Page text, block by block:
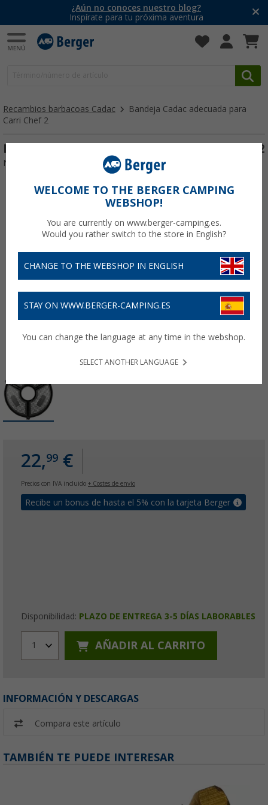
¿Aún no conoces nuestro blog?
Inspírate para tu próxima aventura
Recambios barbacoas Cadac
Bandeja Cadac adecuada para
Carri Chef 2
Bandeja Cadac adecuada para Carri Chef 2
Nº de artículo 115733
22,99 €
Precios con IVA incluido + Costes de envío
Recibe un bonus de hasta el 5% con la tarjeta Berger
Disponibilidad: PLAZO DE ENTREGA 3-5 DÍAS LABORABLES
1 AÑADIR AL CARRITO
INFORMACIÓN Y DESCARGAS
Compara este artículo
TAMBIÉN TE PUEDE INTERESAR
WELCOME TO THE BERGER CAMPING
WEBSHOP!
You are currently on www.berger-camping.es.
Would you rather switch to the store in English?
CHANGE TO THE WEBSHOP IN ENGLISH
STAY ON WWW.BERGER-CAMPING.ES
You can change the language at any time in the webshop.
SELECT ANOTHER LANGUAGE